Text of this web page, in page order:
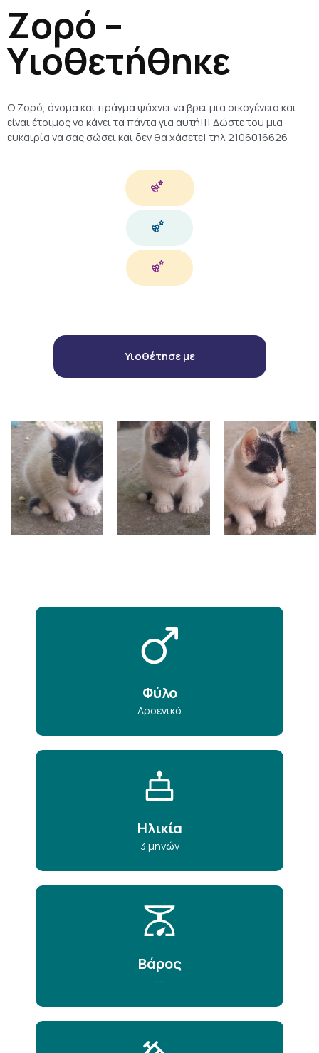
Ζορό –
Υιοθετήθηκε
Ο Ζορό, όνομα και πράγμα ψάχνει να βρει μια οικογένεια και
είναι έτοιμος να κάνει τα πάντα για αυτή!!! Δώστε του μια
ευκαιρία να σας σώσει και δεν θα χάσετε! τηλ 2106016626
Υιοθέτησε με
Φύλο
Αρσενικό
Ηλικία
3 μηνών
Βάρος
----